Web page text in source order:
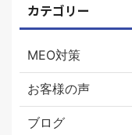
カテゴリー
MEO対策
お客様の声
ブログ